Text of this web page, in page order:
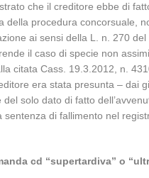
che il creditore ebbe di
della procedura concorsuale,
ai sensi della L. n. 270 del
il caso di specie non
citata Cass. 19.3.2012, n.
era stata presunta – dai
solo dato di fatto
sentenza di fallimento nel
cd “supertardiva” o